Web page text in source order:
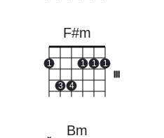
F#m
1
3 4
1 1 1
Bm